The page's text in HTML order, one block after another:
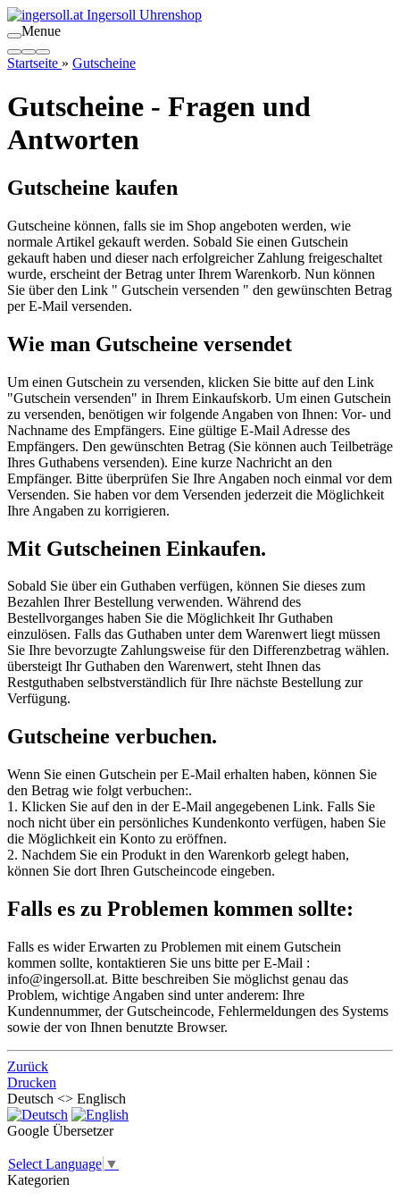
Menue
Startseite » Gutscheine
Gutscheine - Fragen und
Antworten
Gutscheine kaufen
Gutscheine können, falls sie im Shop angeboten werden, wie
normale Artikel gekauft werden. Sobald Sie einen Gutschein
gekauft haben und dieser nach erfolgreicher Zahlung freigeschaltet
wurde, erscheint der Betrag unter Ihrem Warenkorb. Nun können
Sie über den Link " Gutschein versenden " den gewünschten Betrag
per E-Mail versenden.
Wie man Gutscheine versendet
Um einen Gutschein zu versenden, klicken Sie bitte auf den Link
"Gutschein versenden" in Ihrem Einkaufskorb. Um einen Gutschein
zu versenden, benötigen wir folgende Angaben von Ihnen: Vor- und
Nachname des Empfängers. Eine gültige E-Mail Adresse des
Empfängers. Den gewünschten Betrag (Sie können auch Teilbeträge
Ihres Guthabens versenden). Eine kurze Nachricht an den
Empfänger. Bitte überprüfen Sie Ihre Angaben noch einmal vor dem
Versenden. Sie haben vor dem Versenden jederzeit die Möglichkeit
Ihre Angaben zu korrigieren.
Mit Gutscheinen Einkaufen.
Sobald Sie über ein Guthaben verfügen, können Sie dieses zum
Bezahlen Ihrer Bestellung verwenden. Während des
Bestellvorganges haben Sie die Möglichkeit Ihr Guthaben
einzulösen. Falls das Guthaben unter dem Warenwert liegt müssen
Sie Ihre bevorzugte Zahlungsweise für den Differenzbetrag wählen.
übersteigt Ihr Guthaben den Warenwert, steht Ihnen das
Restguthaben selbstverständlich für Ihre nächste Bestellung zur
Verfügung.
Gutscheine verbuchen.
Wenn Sie einen Gutschein per E-Mail erhalten haben, können Sie
den Betrag wie folgt verbuchen:.
1. Klicken Sie auf den in der E-Mail angegebenen Link. Falls Sie
noch nicht über ein persönliches Kundenkonto verfügen, haben Sie
die Möglichkeit ein Konto zu eröffnen.
2. Nachdem Sie ein Produkt in den Warenkorb gelegt haben,
können Sie dort Ihren Gutscheincode eingeben.
Falls es zu Problemen kommen sollte:
Falls es wider Erwarten zu Problemen mit einem Gutschein
kommen sollte, kontaktieren Sie uns bitte per E-Mail :
info@ingersoll.at. Bitte beschreiben Sie möglichst genau das
Problem, wichtige Angaben sind unter anderem: Ihre
Kundennummer, der Gutscheincode, Fehlermeldungen des Systems
sowie der von Ihnen benutzte Browser.
Zurück
Drucken
Deutsch <> Englisch
Google Übersetzer
Select Language ▼
Kategorien